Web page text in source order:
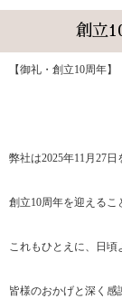
n
i
g
n
創立
【御礼・創立10周年】
弊社は2025年11月27日
創立10周年を迎えるこ
これもひとえに、日
皆様のおかげと深く感